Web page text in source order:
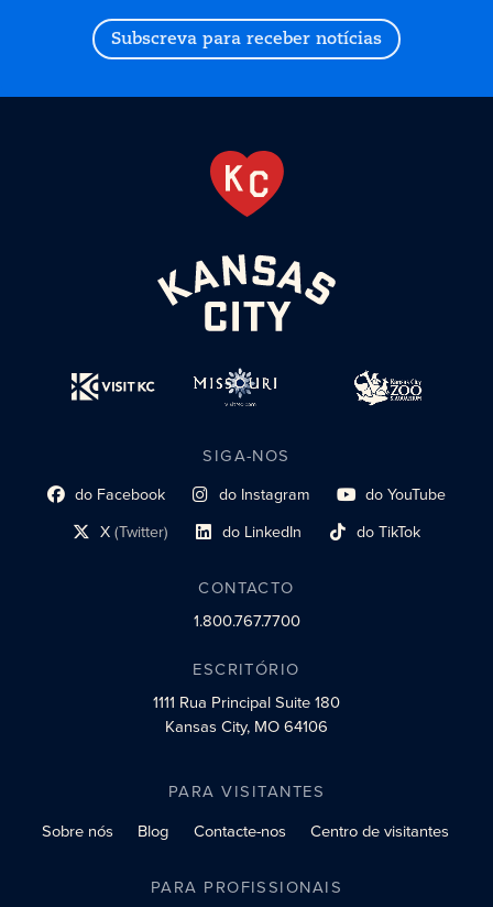
Subscreva para receber notícias
SIGA-NOS
Link do perfil social
do Facebook Link do perfil social
do Instagram Link do perfil social
do YouTube
Link do perfil social
X(Twitter) Link do perfil social
do LinkedIn Link do perfil social
do TikTok
CONTACTO
1.800.767.7700
ESCRITÓRIO
1111 Rua PrincipalSuite 180
Kansas City, MO 64106
PARA VISITANTES
Sobre nós
Blog Contacte-nos Centro de visitantes
PARA PROFISSIONAIS